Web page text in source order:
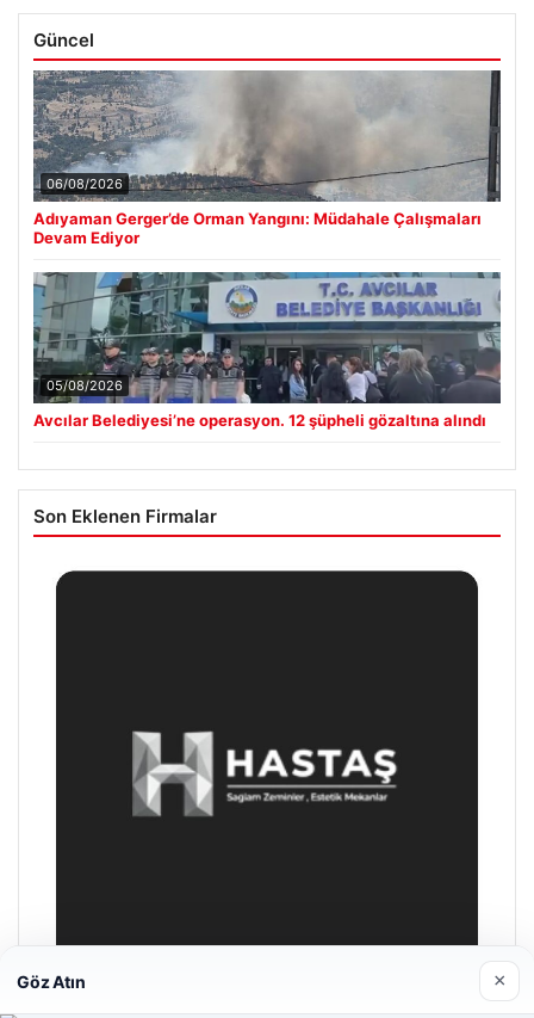
Güncel
06/08/2026
Adıyaman Gerger’de Orman Yangını: Müdahale Çalışmaları
Devam Ediyor
05/08/2026
Avcılar Belediyesi’ne operasyon. 12 şüpheli gözaltına alındı
Son Eklenen Firmalar
Göz Atın ×